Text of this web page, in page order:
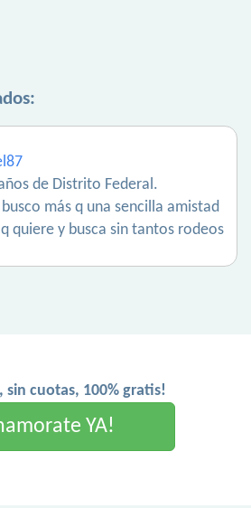
de Distrito Federal.
más q una sencilla amistad
quiere y busca sin tantos rodeos
sin cuotas, 100% gratis!
YA!